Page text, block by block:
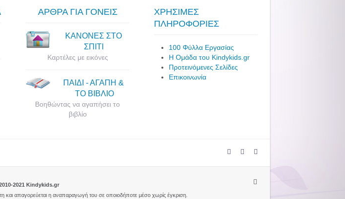
ΑΡΘΡΑ ΓΙΑ ΓΟΝΕΙΣ
ΚΑΝΟΝΕΣ ΣΤΟ
ΣΠΙΤΙ
Καρτέλες με εικόνες
ΠΑΙΔΙ - ΑΓΑΠΗ &
ΤΟ ΒΙΒΛΙΟ
Βοηθώντας να αγαπήσει το
βιβλίο
ΧΡΗΣΙΜΕΣ
ΠΛΗΡΟΦΟΡΙΕΣ
100 Φύλλα Εργασίας
Η Ομάδα του Kindykids.gr
Προτεινόμενες Σελίδες
Επικοινωνία
2021 Kindykids.gr
και απαγορεύεται η αναπαραγωγή του σε οποιοδήποτε μέσο χωρίς έγκριση.